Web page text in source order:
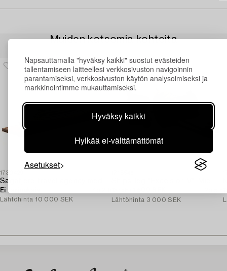
Napsauttamalla "hyväksy kaikki" suostut evästeiden
tallentamiseen laitteellesi verkkosivuston navigoinnin
parantamiseksi, verkkosivuston käytön analysoimiseksi ja
markkinointimme mukauttamiseksi.
Hyväksy kaikki
Hylkää ei-välttämättömät
Asetukset
Muiden katsomia kohteita
1730429
Ei tarjouksia
Lähtöhinta 10 000 SEK
Lähtöhinta 3 000 SEK